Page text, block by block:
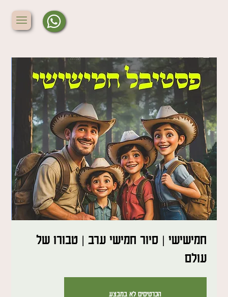
חמישישי | סיור חמישי ערב | טבורו של
עולם
הכרטיסים לא במבצע